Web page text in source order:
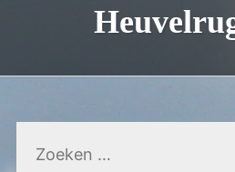
CONTACT
naar: